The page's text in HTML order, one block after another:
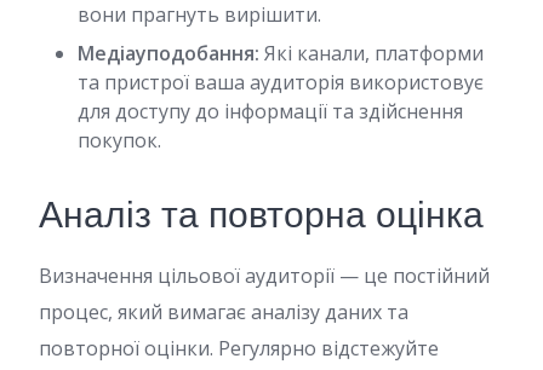
вони прагнуть вирішити.
Медіауподобання: Які канали, платформи
та пристрої ваша аудиторія використовує
для доступу до інформації та здійснення
покупок.
Аналіз та повторна оцінка
Визначення цільової аудиторії — це постійний
процес, який вимагає аналізу даних та
повторної оцінки. Регулярно відстежуйте